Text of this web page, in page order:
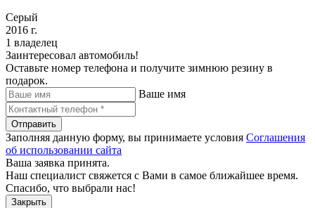
Серый
2016 г.
1 владелец
Заинтересовал автомобиль!
Оставьте номер телефона и получите зимнюю резину в
подарок.
Ваше имя
Отправить
Заполняя данную форму, вы принимаете условия Соглашения
об использовании сайта
Ваша заявка принята.
Наш специалист свяжется с Вами в самое ближайшее время.
Спасибо, что выбрали нас!
Закрыть